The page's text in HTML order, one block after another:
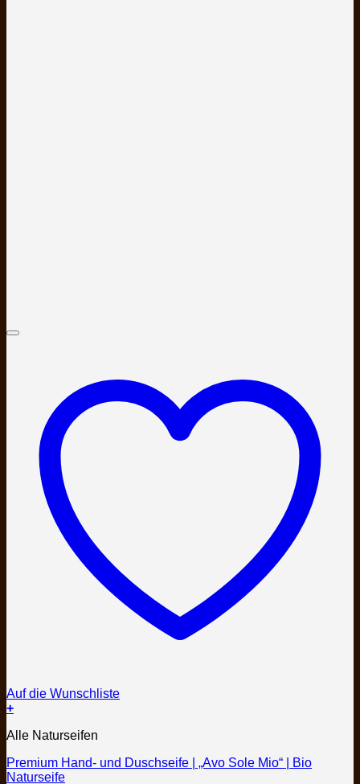
Auf die Wunschliste
+
Produkt
mehrere
Varianten
Alle Naturseifen
Premium Hand- und Duschseife | „Avo Sole Mio“ | Bio
Naturseife